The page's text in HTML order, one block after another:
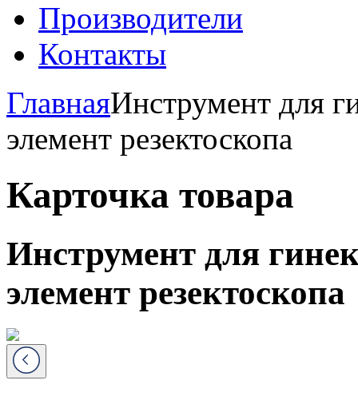
Производители
Контакты
ГлавнаяИнструмент для
элемент резектоскопа
Карточка товара
Инструмент для
элемент резектоскопа